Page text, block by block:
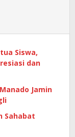
Siswa,
dan
Jamin
Sahabat